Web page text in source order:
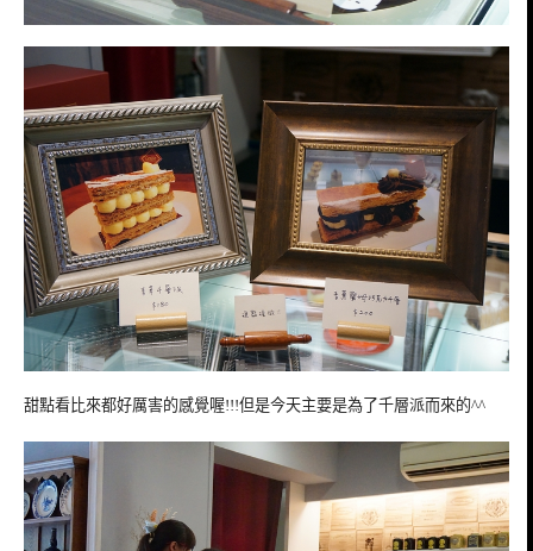
甜點看比來都好厲害的感覺喔!!!但是今天主要是為了千層派而來的^^